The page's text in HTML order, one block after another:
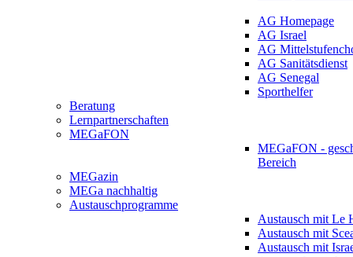
AG Homepage
AG Israel
AG
AG Sanitätsdienst
AG Senegal
Sporthelfer
Beratung
Lernpartnerschaften
MEGaFON
MEGaFON -
Bereich
MEGazin
MEGa nachhaltig
Austauschprogramme
Austausch mit Le
Austausch mit
Austausch mit